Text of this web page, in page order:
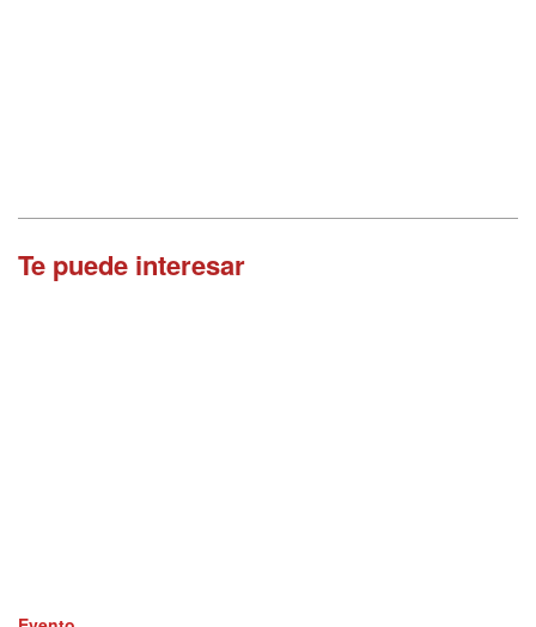
Te puede interesar